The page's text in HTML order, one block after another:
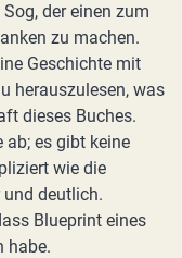
der einen zum
zu machen.
Geschichte mit
herauszulesen, was
dieses Buches.
ab; es gibt keine
wie die
deutlich.
Blueprint eines
habe.